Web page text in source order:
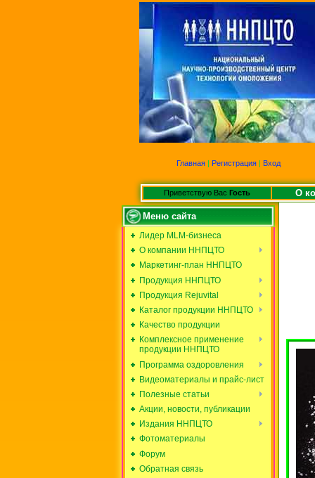
Главная | Регистрация | Вход
Приветствую Вас Гость О
Меню сайта
Лидер MLM-бизнеса
О компании ННПЦТО
Маркетинг-план ННПЦТО
Продукция ННПЦТО
Продукция Rejuvital
Каталог продукции ННПЦТО
Качество продукции
Комплексное применение
продукции ННПЦТО
Программа оздоровления
Видеоматериалы и прайс-лист
Полезные статьи
Акции, новости, публикации
Издания ННПЦТО
Фотоматериалы
Форум
Обратная связь